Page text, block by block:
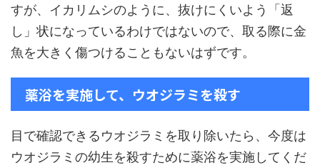
すが、イカリムシのように、抜けにくいよう「返
し」状になっているわけではないので、取る際に金
魚を大きく傷つけることもないはずです。
薬浴を実施して、ウオジラミを殺す
目で確認できるウオジラミを取り除いたら、今度は
ウオジラミの幼生を殺すために薬浴を実施してくだ